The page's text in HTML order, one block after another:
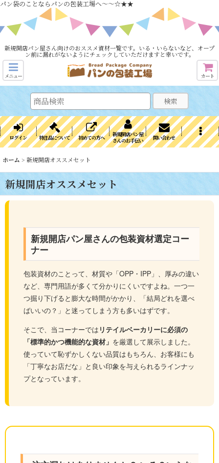
パン袋のことならパンの包装工場へ～～☆★★
新規開店パン屋さん向けのおススメ資材一覧です。いる・いらないなど、オープ
ン前に漏れがないようにチェックしていただけますと幸いです。
メニュー カート
検索
ログイン 特注品について 初めての方へ
新規開店パン屋
さんのお手伝い
問い合わせ
ホーム > 新規開店オススメセット
新規開店オススメセット
新規開店パン屋さんの包装資材選定コー
ナー
包装資材のことって、材質や「OPP・IPP」、厚みの違い
など、専門用語が多くて分かりにくいですよね。一つ一
つ掘り下げると膨大な時間がかかり、「結局どれを選べ
ばいいの？」と迷ってしまう方も多いはずです。
そこで、当コーナーでは リテイルベーカリーに必須の
「標準的かつ機能的な資材」 を厳選して展示しました。
使っていて恥ずかしくない品質はもちろん、お客様にも
「丁寧なお店だな」と良い印象を与えられるラインナッ
プとなっています。